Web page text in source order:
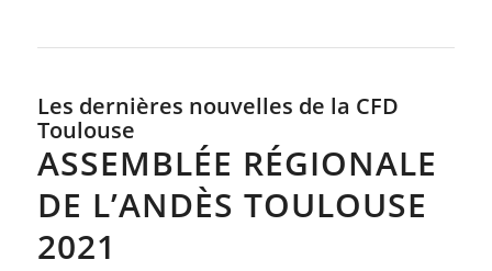
Les dernières nouvelles de la CFD
Toulouse
ASSEMBLÉE RÉGIONALE
DE L’ANDÈS TOULOUSE
2021